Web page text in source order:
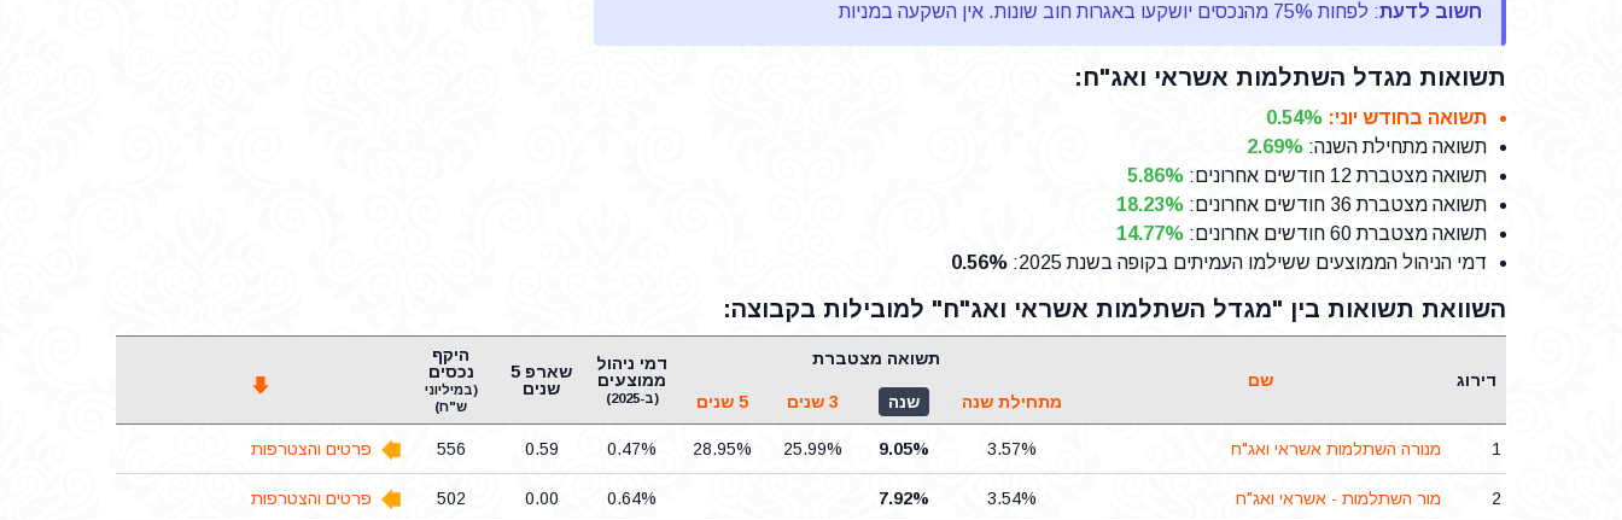
חשוב לדעת: לפחות 75% מהנכסים יושקעו באגרות חוב שונות. אין השקעה במניות
תשואות מגדל השתלמות אשראי ואג"ח:
תשואה בחודש יוני:
0.54%
תשואה מתחילת השנה:
2.69%
תשואה מצטברת 12 חודשים אחרונים
:
5.86%
תשואה מצטברת 36 חודשים אחרונים
:
18.23%
תשואה מצטברת 60 חודשים אחרונים
:
14.77%
דמי הניהול הממוצעים ששילמו העמיתים בקופה בשנת 2025
:
0.56%
השוואת תשואות בין "מגדל השתלמות אשראי ואג"ח" למובילות בקבוצה:
דירוג שם
תשואה מצטברת
דמי ניהול
ממוצעים
(ב-2025)
שארפ 5
שנים
היקף
נכסים
(במיליוני
ש"ח)
מתחילת שנה שנה 3 שנים 5 שנים
1 מנורה השתלמות אשראי ואג"ח 3.57%
9.05%
25.99%
28.95%
0.47%
0.59
556 פרטים והצטרפות
2 מור השתלמות - אשראי ואג"ח 3.54%
7.92%
0.64%
0.00
502 פרטים והצטרפות